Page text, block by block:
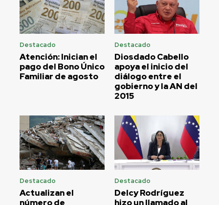
Destacado
Atención: Inician el
pago del Bono Único
Familiar de agosto
Destacado
Diosdado Cabello
apoya el inicio del
diálogo entre el
gobierno y la AN del
2015
Destacado
Actualizan el
número de
Destacado
Delcy Rodríguez
hizo un llamado al